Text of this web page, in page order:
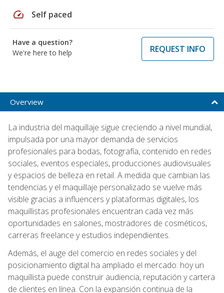
speed Self paced
Have a question?
We're here to help
REQUEST INFO
Overview
La industria del maquillaje sigue creciendo a nivel mundial,
impulsada por una mayor demanda de servicios
profesionales para bodas, fotografía, contenido en redes
sociales, eventos especiales, producciones audiovisuales
y espacios de belleza en retail. A medida que cambian las
tendencias y el maquillaje personalizado se vuelve más
visible gracias a influencers y plataformas digitales, los
maquillistas profesionales encuentran cada vez más
oportunidades en salones, mostradores de cosméticos,
carreras freelance y estudios independientes.
Además, el auge del comercio en redes sociales y del
posicionamiento digital ha ampliado el mercado: hoy un
maquillista puede construir audiencia, reputación y cartera
de clientes en línea. Con la expansión continua de la